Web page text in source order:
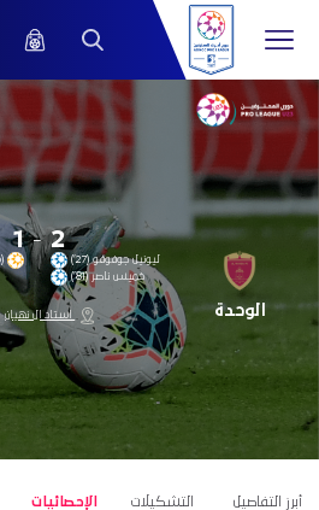
أبرز التفاصيل التشكيلات الإحصائيات
الوحدة
2
ليونيل جوفوفو (27’)
خميس ناصر (81’)
-
1
(76’) خالد علي
استاد ال نهيان